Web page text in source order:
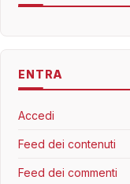
ENTRA
Accedi
Feed dei contenuti
Feed dei commenti